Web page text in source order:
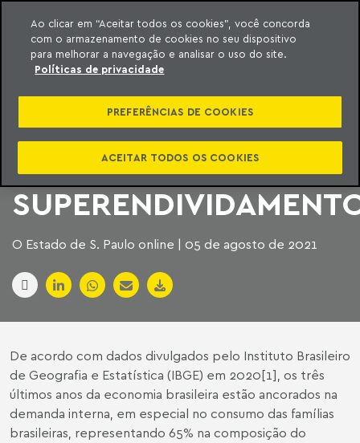
o conteúdo
Machado Meyer
O DIA SEGUINTE DA
APROVAÇÃO DA LEI
DO
O Estado de S. Paulo online | 05 de agosto de 2021
De acordo com dados divulgados pelo Instituto Brasileiro
de Geografia e Estatística (IBGE) em 2020[1], os três
últimos anos da economia brasileira estão ancorados na
demanda interna, em especial no consumo das famílias
brasileiras, representando 65% na composição do
Ao clicar em “Aceitar todos os cookies”, você concorda
com o armazenamento de cookies no seu dispositivo
para melhorar a navegação e analisar o uso do site.
Políticas de privacidade
PREFERÊNCIAS DE COOKIES
ACEITAR TODOS OS COOKIES